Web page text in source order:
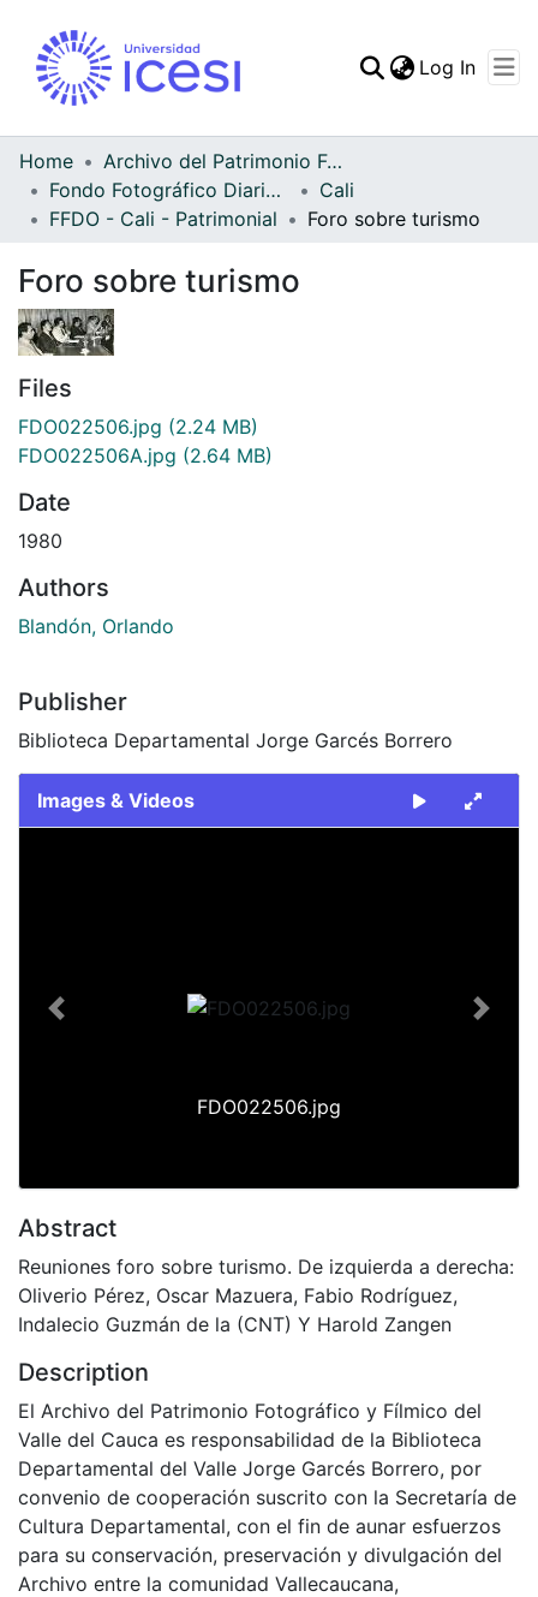
Statistics
Log In
Home
Archivo del Patrimonio Fotográfico y Fílmico del Valle del Cauca
Fondo Fotográfico Diario Occidente
Cali
FFDO - Cali - Patrimonial
Foro sobre turismo
Foro sobre turismo
Files
FDO022506.jpg (2.24 MB)
FDO022506A.jpg (2.64 MB)
Date
1980
Authors
Blandón, Orlando
Publisher
Biblioteca Departamental Jorge Garcés Borrero
Images & Videos
FDO022506.jpg
Previous Next
Abstract
Reuniones foro sobre turismo. De izquierda a derecha:
Oliverio Pérez, Oscar Mazuera, Fabio Rodríguez,
Indalecio Guzmán de la (CNT) Y Harold Zangen
Description
El Archivo del Patrimonio Fotográfico y Fílmico del
Valle del Cauca es responsabilidad de la Biblioteca
Departamental del Valle Jorge Garcés Borrero, por
convenio de cooperación suscrito con la Secretaría de
Cultura Departamental, con el fin de aunar esfuerzos
para su conservación, preservación y divulgación del
Archivo entre la comunidad Vallecaucana,